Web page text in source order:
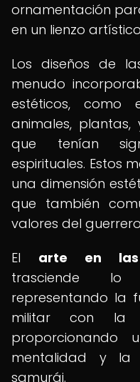
ornamentación
en un lienzo
Los diseños de
menudo
estéticos,
animales, plantas,
que tenían
espirituales. Estos
una dimensión
que también
valores del
El arte en las
trasciende lo
representando la
militar con la
proporcionando
mentalidad y
samurái.